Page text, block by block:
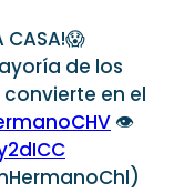
CASA!😱
de los
en el
👁️